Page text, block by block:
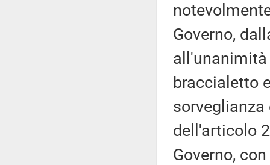
Governo,
braccialetto
dell'articolo
Governo,